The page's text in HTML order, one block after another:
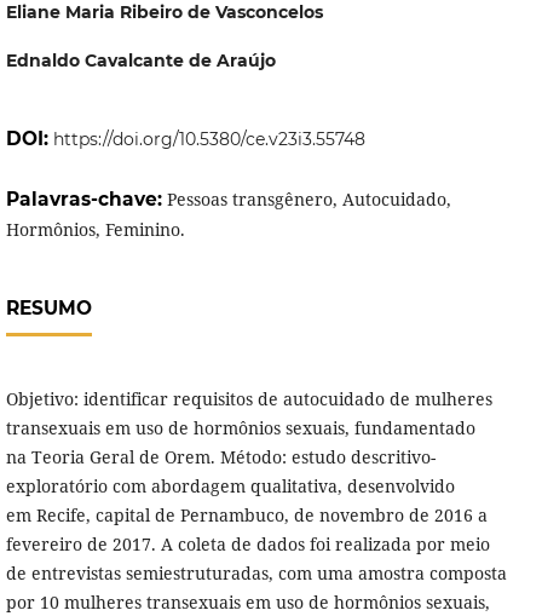
Eliane Maria Ribeiro de Vasconcelos
Ednaldo Cavalcante de Araújo
DOI: https://doi.org/10.5380/ce.v23i3.55748
Palavras-chave: Pessoas transgênero, Autocuidado,
Hormônios, Feminino.
RESUMO
Objetivo: identificar requisitos de autocuidado de mulheres
transexuais em uso de hormônios sexuais, fundamentado
na Teoria Geral de Orem. Método: estudo descritivo-
exploratório com abordagem qualitativa, desenvolvido
em Recife, capital de Pernambuco, de novembro de 2016 a
fevereiro de 2017. A coleta de dados foi realizada por meio
de entrevistas semiestruturadas, com uma amostra composta
por 10 mulheres transexuais em uso de hormônios sexuais,